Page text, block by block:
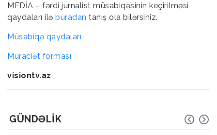
MEDİA – fərdi jurnalist müsabiqəsinin keçirilməsi
qaydaları ilə buradan tanış ola bilərsiniz.
Müsabiqə qaydaları
Müraciət forması
visiontv.az
GÜNDƏLIK